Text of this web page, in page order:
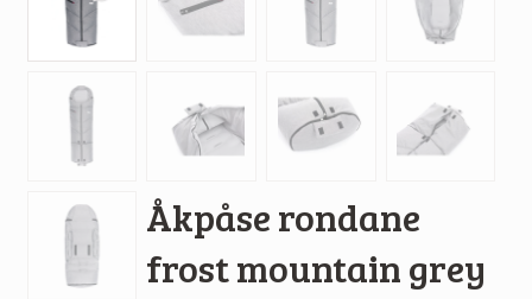
Åkpåse rondane
frost mountain grey